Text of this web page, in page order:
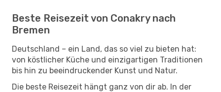
Beste Reisezeit von Conakry nach
Bremen
Deutschland – ein Land, das so viel zu bieten hat:
von köstlicher Küche und einzigartigen Traditionen
bis hin zu beeindruckender Kunst und Natur.
Die beste Reisezeit hängt ganz von dir ab. In der